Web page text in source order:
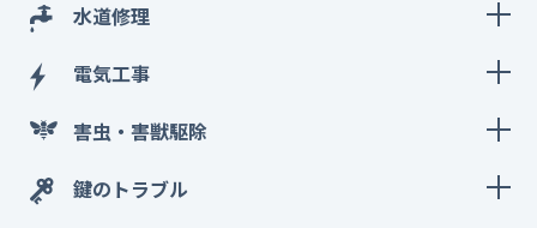
水道修理
電気工事
害虫・害獣駆除
鍵のトラブル